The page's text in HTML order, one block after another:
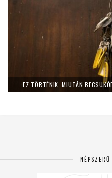
EZ TÖRTÉNIK, MIUTÁN